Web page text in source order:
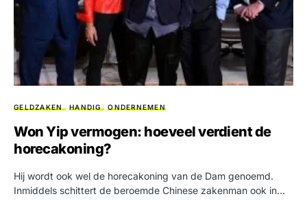
GELDZAKEN HANDIG ONDERNEMEN
Won Yip vermogen: hoeveel verdient de
horecakoning?
Hij wordt ook wel de horecakoning van de Dam genoemd.
Inmiddels schittert de beroemde Chinese zakenman ook in…